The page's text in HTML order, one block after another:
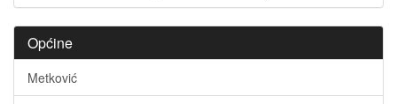
Općine
Metković